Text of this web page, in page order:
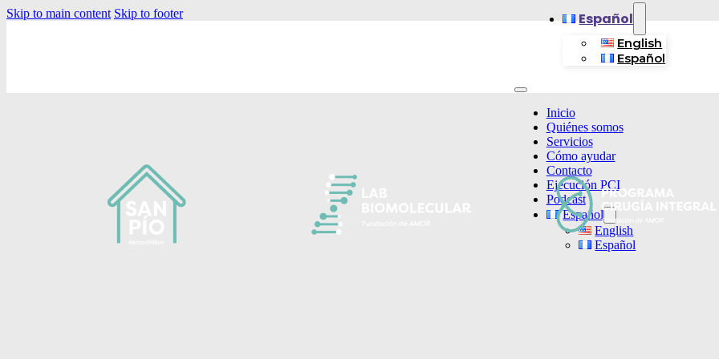
Skip to main content Skip to footer
Español
English
Español
Inicio
Quiénes somos
Servicios
Cómo ayudar
Contacto
Ejecución PCI
Podcast
Español
English
Español